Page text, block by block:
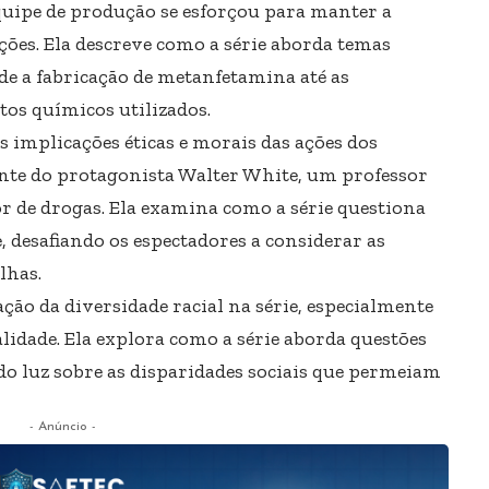
de produção se esforçou para manter a
Ela descreve como a série aborda temas
a fabricação de metanfetamina até as
químicos utilizados.
éticas e morais das ações dos
do protagonista Walter White, um professor
drogas. Ela examina como a série questiona
os espectadores a considerar as
da diversidade racial na série, especialmente
Ela explora como a série aborda questões
luz sobre as disparidades sociais que permeiam
- Anúncio -